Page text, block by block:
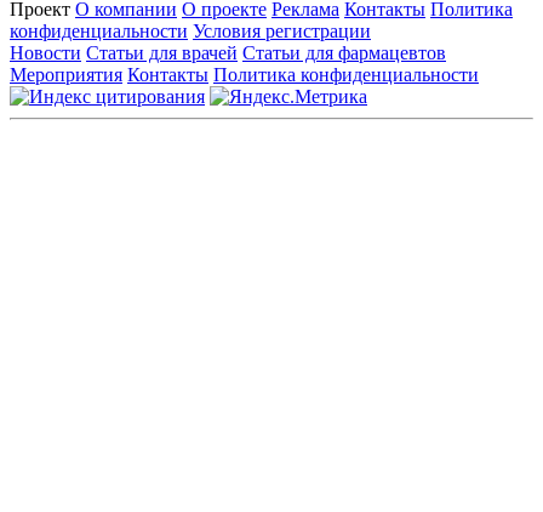
Проект О компании О проекте Реклама Контакты Политика
конфиденциальности Условия регистрации
Новости Статьи для врачей Статьи для фармацевтов
Мероприятия Контакты Политика конфиденциальности